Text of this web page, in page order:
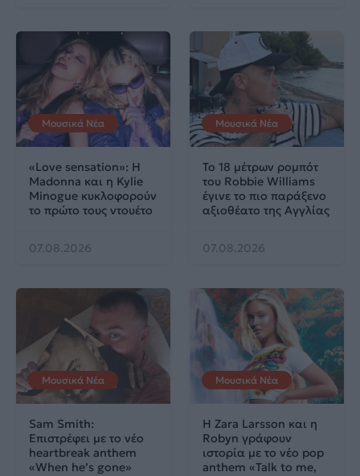
Μουσικά Νέα
«Love sensation»: Η
Madonna και η Kylie
Minogue κυκλοφορούν
το πρώτο τους ντουέτο
07.08.2026
Μουσικά Νέα
Το 18 μέτρων ρομπότ
του Robbie Williams
έγινε το πιο παράξενο
αξιοθέατο της Αγγλίας
07.08.2026
Μουσικά Νέα
Sam Smith:
Επιστρέφει με το νέο
heartbreak anthem
«When he’s gone»
Μουσικά Νέα
Η Zara Larsson και η
Robyn γράφουν
ιστορία με το νέο pop
anthem «Talk to me,